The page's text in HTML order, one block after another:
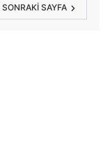
SONRAKI SAYFA